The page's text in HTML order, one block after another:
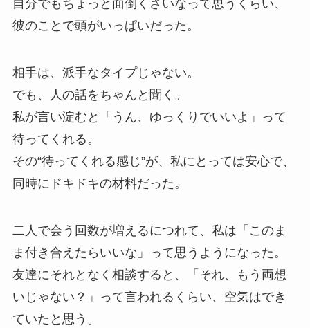
自分でもちょっと面倒くさいなって思うくらい、
彼のことで頭がいっぱいだった。
相手は、派手なタイプじゃない。
でも、人の話をちゃんと聞く。
私が言い淀むと「うん、ゆっくりでいいよ」って
待ってくれる。
その“待ってくれる感じ”が、私にとっては安心で、
同時にドキドキの材料だった。
二人で会う回数が増えるにつれて、私は「このま
ま付き合えたらいいな」って思うようになった。
友達にそれとなく相談すると、「それ、もう両想
いじゃない？」って言われるくらい、空気はでき
ていたと思う。